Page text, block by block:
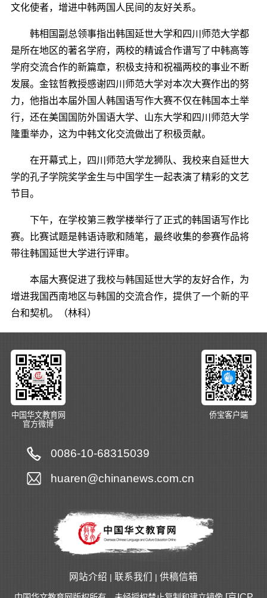
文化使者，增进中韩两国人民间的友好关系。
韩相国副总领事指出韩国延世大学和四川师范大学都
是所在地区的著名学府，两校的精诚合作谱写了中韩高等
学府交流合作的新篇章，积极支持和祝福两校的事业不断
发展。金铉哲教授感谢四川师范大学对本次大赛作出的努
力，他指出本届外国人韩国语写作大赛不仅在韩国本土举
行，还在美国国防外国语大学、山东大学和四川师范大学
隆重举办，这为中韩文化交流做出了积极贡献。
在开幕式上，四川师范大学龙狮队、我校来自延世大
学的孔子学院奖学金生与中国学生一起表演了精彩的文艺
节目。
下午，在学校第三教学楼举行了正式的韩国语写作比
赛。比赛试题是韩语诗歌和随笔，最终收集的参赛作品将
带往韩国延世大学进行评审。
本届大赛促进了我校与韩国延世大学的友好合作，为
增进我国西南地区与韩国的交流合作，提供了一个新的平
台和契机。（林科）
中国华文教育网
官方微博
侨宝客户端
0086-10-68315039
huaren@chinanews.com.cn
网站介绍 | 联系我们 | 供稿信箱